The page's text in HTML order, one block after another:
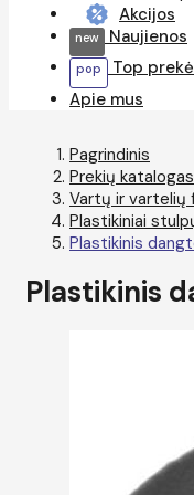
Akcijos
Naujienos
Top
Apie mus
Pagrindinis
Prekių katalogas
Vartų ir vartelių
Plastikiniai
Plastikinis
Plastikinis